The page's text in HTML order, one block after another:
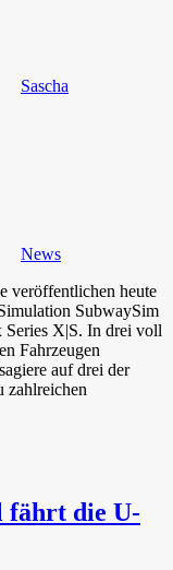
Sascha
News
veröffentlichen heute
SubwaySim
X|S. In drei voll
Fahrzeugen
auf drei der
zahlreichen
fährt die U-